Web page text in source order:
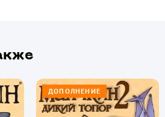
ДОПОЛНЕНИЕ